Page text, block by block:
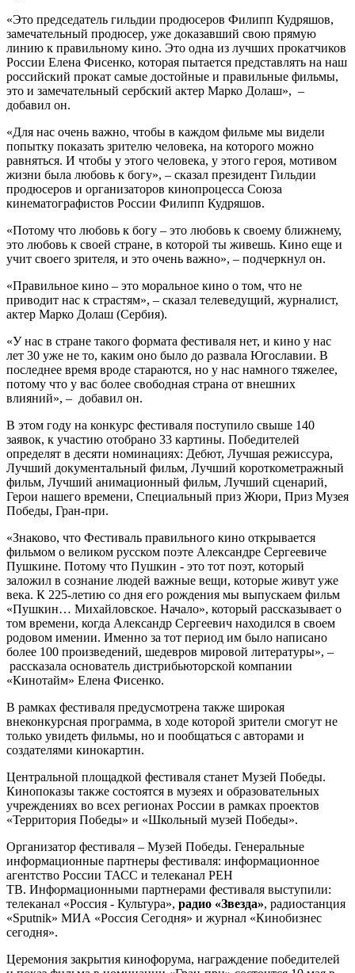
«Это председатель гильдии продюсеров Филипп Кудряшов,
замечательный продюсер, уже доказавший свою прямую
линию к правильному кино. Это одна из лучших прокатчиков
России Елена Фисенко, которая пытается представлять на наш
российский прокат самые достойные и правильные фильмы,
это и замечательный сербский актер Марко Долаш», –
добавил он.
«Для нас очень важно, чтобы в каждом фильме мы видели
попытку показать зрителю человека, на которого можно
равняться. И чтобы у этого человека, у этого героя, мотивом
жизни была любовь к богу», – сказал президент Гильдии
продюсеров и организаторов кинопроцесса Союза
кинематографистов России Филипп Кудряшов.
«Потому что любовь к богу – это любовь к своему ближнему,
это любовь к своей стране, в которой ты живешь. Кино еще и
учит своего зрителя, и это очень важно», – подчеркнул он.
«Правильное кино – это моральное кино о том, что не
приводит нас к страстям», – сказал телеведущий, журналист,
актер Марко Долаш (Сербия).
«У нас в стране такого формата фестиваля нет, и кино у нас
лет 30 уже не то, каким оно было до развала Югославии. В
последнее время вроде стараются, но у нас намного тяжелее,
потому что у вас более свободная страна от внешних
влияний», – добавил он.
В этом году на конкурс фестиваля поступило свыше 140
заявок, к участию отобрано 33 картины. Победителей
определят в десяти номинациях: Дебют, Лучшая режиссура,
Лучший документальный фильм, Лучший короткометражный
фильм, Лучший анимационный фильм, Лучший сценарий,
Герои нашего времени, Специальный приз Жюри, Приз Музея
Победы, Гран-при.
«Знаково, что Фестиваль правильного кино открывается
фильмом о великом русском поэте Александре Сергеевиче
Пушкине. Потому что Пушкин - это тот поэт, который
заложил в сознание людей важные вещи, которые живут уже
века. К 225-летию со дня его рождения мы выпускаем фильм
«Пушкин… Михайловское. Начало», который рассказывает о
том времени, когда Александр Сергеевич находился в своем
родовом имении. Именно за тот период им было написано
более 100 произведений, шедевров мировой литературы», –
рассказала основатель дистрибьюторской компании
«Кинотайм» Елена Фисенко.
В рамках фестиваля предусмотрена также широкая
внеконкурсная программа, в ходе которой зрители смогут не
только увидеть фильмы, но и пообщаться с авторами и
создателями кинокартин.
Центральной площадкой фестиваля станет Музей Победы.
Кинопоказы также состоятся в музеях и образовательных
учреждениях во всех регионах России в рамках проектов
«Территория Победы» и «Школьный музей Победы».
Организатор фестиваля – Музей Победы. Генеральные
информационные партнеры фестиваля: информационное
агентство России ТАСС и телеканал РЕН
ТВ. Информационными партнерами фестиваля выступили:
телеканал «Россия - Культура», радио «Звезда», радиостанция
«Sputnik» МИА «Россия Сегодня» и журнал «Кинобизнес
сегодня».
Церемония закрытия кинофорума, награждение победителей